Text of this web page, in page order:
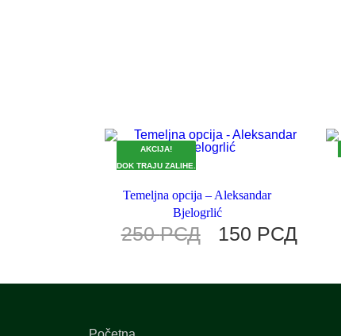
AKCIJA!
DOK TRAJU ZALIHE.
Temeljna opcija – Aleksandar
Bjelogrlić
250РСД 150 РСД